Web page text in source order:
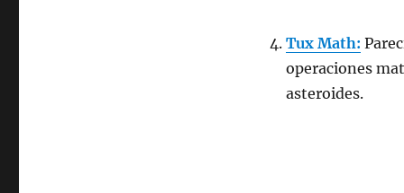
Tux Math:
operaciones
asteroides.